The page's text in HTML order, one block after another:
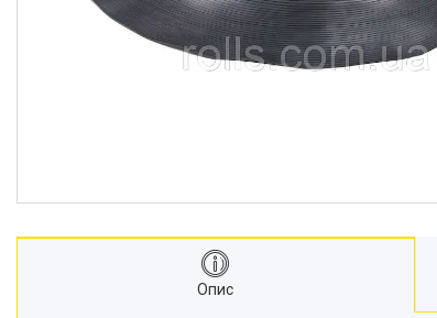
Опис